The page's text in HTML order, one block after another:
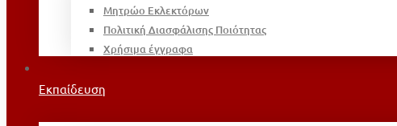
Μητρώο Εκλεκτόρων
Πολιτική Διασφάλισης Ποιότητας
Χρήσιμα έγγραφα
Εκπαίδευση